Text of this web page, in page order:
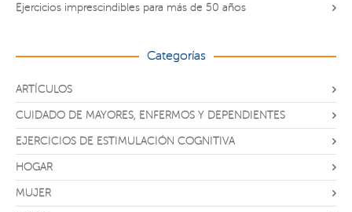
Ejercicios imprescindibles para más de 50 años
Categorías
ARTÍCULOS
CUIDADO DE MAYORES, ENFERMOS Y DEPENDIENTES
EJERCICIOS DE ESTIMULACIÓN COGNITIVA
HOGAR
MUJER